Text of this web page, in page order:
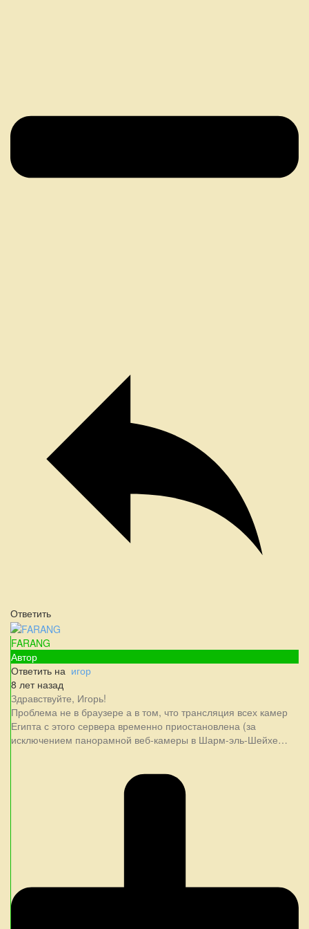
Ответить
FARANG
Автор
Ответить на игор
8 лет назад
Здравствуйте, Игорь!
Проблема не в браузере а в том, что трансляция всех камер
Египта с этого сервера временно приостановлена (за
исключением панорамной веб-камеры в Шарм-эль-Шейхе…